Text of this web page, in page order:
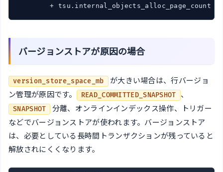
+ tsu.internal_objects_alloc_page_count
バージョンストアが原因の場合
version_store_space_mb
が大きい場合は、行バージョ
ン管理が原因です。
READ_COMMITTED_SNAPSHOT 、
SNAPSHOT
分離、オンラインインデックス操作、トリガー
などでバージョンストアが使われます。バージョンストア
は、必要としている長時間トランザクションが残っていると
解放されにくくなります。